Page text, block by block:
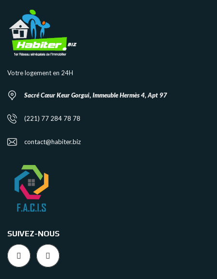
Votre logement en 24H
Sacré Cœur Keur Gorgui, Immeuble Hermès 4, Apt 97
(221) 77 284 78 78
contact@habiter.biz
SUIVEZ-NOUS